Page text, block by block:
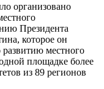
организовано
Президента
которое он
развитию местного
площадке более
из 89 регионов